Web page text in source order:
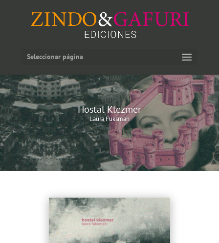
Seleccionar página
Hostal Klezmer
Laura Fuksman